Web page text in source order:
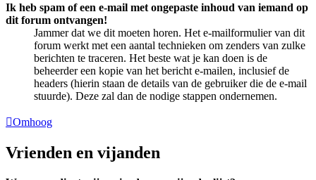
Ik heb spam of een e-mail met ongepaste inhoud van iemand op
dit forum ontvangen!
Jammer dat we dit moeten horen. Het e-mailformulier van dit
forum werkt met een aantal technieken om zenders van zulke
berichten te traceren. Het beste wat je kan doen is de
beheerder een kopie van het bericht e-mailen, inclusief de
headers (hierin staan de details van de gebruiker die de e-mail
stuurde). Deze zal dan de nodige stappen ondernemen.
Omhoog
Vrienden en vijanden